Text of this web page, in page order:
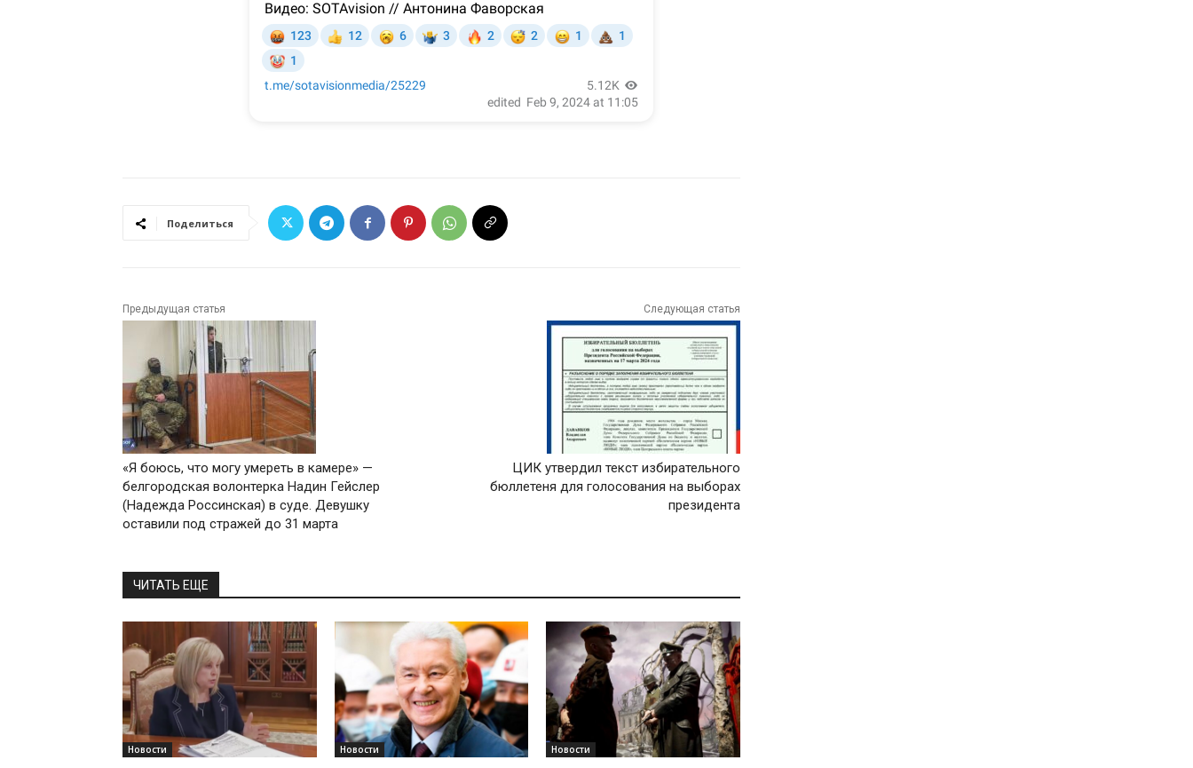
Поделиться
Предыдущая статья
«Я боюсь, что могу умереть в камере» —
белгородская волонтерка Надин Гейслер
(Надежда Россинская) в суде. Девушку
оставили под стражей до 31 марта
Следующая статья
ЦИК утвердил текст избирательного
бюллетеня для голосования на выборах
президента
ЧИТАТЬ ЕЩЕ
Новости Новости Новости